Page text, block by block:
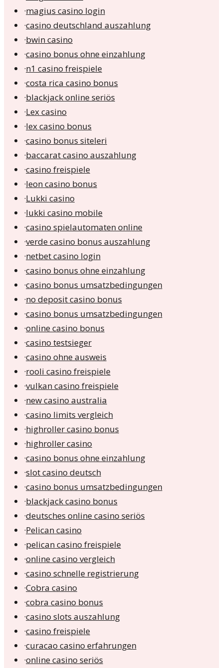
·magius casino login
·casino deutschland auszahlung
·bwin casino
·casino bonus ohne einzahlung
·n1 casino freispiele
·costa rica casino bonus
·blackjack online seriös
·Lex casino
·lex casino bonus
·casino bonus siteleri
·baccarat casino auszahlung
·casino freispiele
·leon casino bonus
·Lukki casino
·lukki casino mobile
·casino spielautomaten online
·verde casino bonus auszahlung
·netbet casino login
·casino bonus ohne einzahlung
·casino bonus umsatzbedingungen
·no deposit casino bonus
·casino bonus umsatzbedingungen
·online casino bonus
·casino testsieger
·casino ohne ausweis
·rooli casino freispiele
·vulkan casino freispiele
·new casino australia
·casino limits vergleich
·highroller casino bonus
·highroller casino
·casino bonus ohne einzahlung
·slot casino deutsch
·casino bonus umsatzbedingungen
·blackjack casino bonus
·deutsches online casino seriös
·Pelican casino
·pelican casino freispiele
·online casino vergleich
·casino schnelle registrierung
·Cobra casino
·cobra casino bonus
·casino slots auszahlung
·casino freispiele
·curacao casino erfahrungen
·online casino seriös